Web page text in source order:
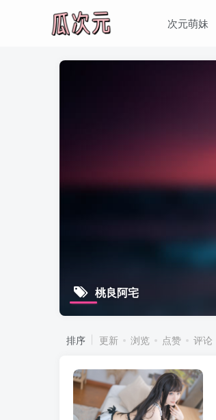
次元萌妹
桃良阿宅
排序 更新 浏览 点赞 评论